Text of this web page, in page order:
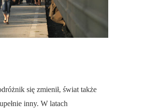
się zmienił, świat także
inny. W latach